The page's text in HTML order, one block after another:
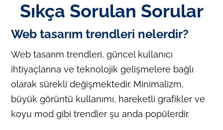
Sıkça Sorulan Sorular
Web tasarım trendleri nelerdir?
Web tasarım trendleri, güncel kullanıcı
ihtiyaçlarına ve teknolojik gelişmelere bağlı
olarak sürekli değişmektedir. Minimalizm,
büyük görüntü kullanımı, hareketli grafikler ve
koyu mod gibi trendler şu anda popülerdir.